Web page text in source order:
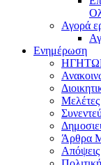
Αγορά
Ενημέρωση
Άρθρα
Απόψεις